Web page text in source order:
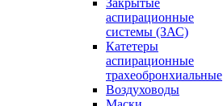
Закрытые
аспирационные
системы (ЗАС)
Катетеры
аспирационные
трахеобронхиальные
Воздуховоды